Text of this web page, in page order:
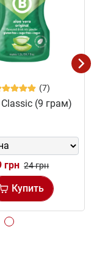
(7)
(9 грам)
грн 24 грн
Купить